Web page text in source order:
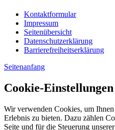
Kontaktformular
Impressum
Seitenübersicht
Datenschutzerklärung
Barrierefreiheitserklärung
Seitenanfang
Cookie-Einstellungen
Wir verwenden Cookies, um
Erlebnis zu bieten. Dazu zählen
Seite und für die Steuerung